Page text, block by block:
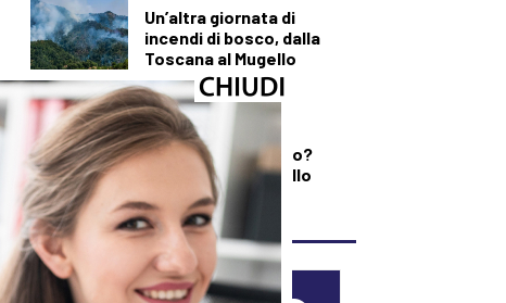
Un’altra giornata di
incendi di bosco, dalla
Toscana al Mugello
DEMOGRAFICA
Testosterone e
spermatozoi in calo?
Cosa c’è di vero nello
“Spermageddon”
SEGUICI SUI SOCIAL